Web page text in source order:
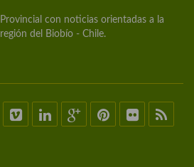
con noticias orientadas a la
del Biobío - Chile.